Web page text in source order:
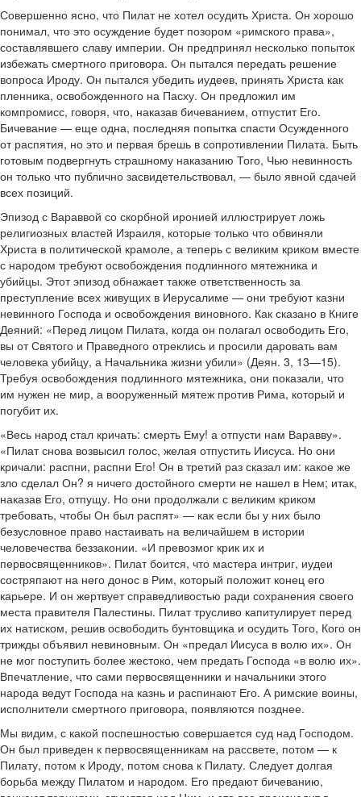
Совершенно ясно, что Пилат не хотел осудить Христа. Он хорошо
понимал, что это осуждение будет позором «римского права»,
составлявшего славу империи. Он предпринял несколько попыток
избежать смертного приговора. Он пытался передать решение
вопроса Ироду. Он пытался убедить иудеев, принять Христа как
пленника, освобожденного на Пасху. Он предложил им
компромисс, говоря, что, наказав бичеванием, отпустит Его.
Бичевание — еще одна, последняя попытка спасти Осужденного
от распятия, но это и первая брешь в сопротивлении Пилата. Быть
готовым подвергнуть страшному наказанию Того, Чью невинность
он только что публично засвидетельствовал, — было явной сдачей
всех позиций.
Эпизод с Вараввой со скорбной иронией иллюстрирует ложь
религиозных властей Израиля, которые только что обвиняли
Христа в политической крамоле, а теперь с великим криком вместе
с народом требуют освобождения подлинного мятежника и
убийцы. Этот эпизод обнажает также ответственность за
преступление всех живущих в Иерусалиме — они требуют казни
невинного Господа и освобождения виновного. Как сказано в Книге
Деяний: «Перед лицом Пилата, когда он полагал освободить Его,
вы от Святого и Праведного отреклись и просили даровать вам
человека убийцу, а Начальника жизни убили» (Деян. 3, 13—15).
Требуя освобождения подлинного мятежника, они показали, что
им нужен не мир, а вооруженный мятеж против Рима, который и
погубит их.
«Весь народ стал кричать: смерть Ему! а отпусти нам Варавву».
«Пилат снова возвысил голос, желая отпустить Иисуса. Но они
кричали: распни, распни Его! Он в третий раз сказал им: какое же
зло сделал Он? я ничего достойного смерти не нашел в Нем; итак,
наказав Его, отпущу. Но они продолжали с великим криком
требовать, чтобы Он был распят» — как если бы у них было
безусловное право настаивать на величайшем в истории
человечества беззаконии. «И превозмог крик их и
первосвященников». Пилат боится, что мастера интриг, иудеи
состряпают на него донос в Рим, который положит конец его
карьере. И он жертвует справедливостью ради сохранения своего
места правителя Палестины. Пилат трусливо капитулирует перед
их натиском, решив освободить бунтовщика и осудить Того, Кого он
трижды объявил невиновным. Он «предал Иисуса в волю их». Он
не мог поступить более жестоко, чем предать Господа «в волю их».
Впечатление, что сами первосвященники и начальники этого
народа ведут Господа на казнь и распинают Его. А римские воины,
исполнители смертного приговора, появляются позднее.
Мы видим, с какой поспешностью совершается суд над Господом.
Он был приведен к первосвященникам на рассвете, потом — к
Пилату, потом к Ироду, потом снова к Пилату. Следует долгая
борьба между Пилатом и народом. Его предают бичеванию,